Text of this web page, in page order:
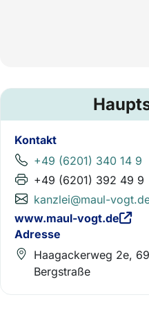
Kontakt
+49 (6201) 340 14 9
+49 (6201) 392 49 9
kanzlei@maul-
www.maul-vogt.de
Adresse
Haagackerweg 2e,
Bergstraße